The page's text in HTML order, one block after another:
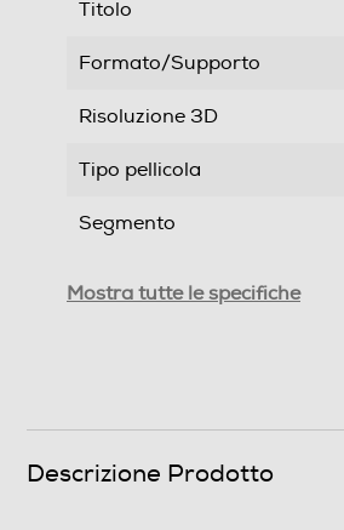
Titolo
Formato/Supporto
Risoluzione 3D
Tipo pellicola
Segmento
Area Geografica del articolo
Mostra tutte le specifiche
Descrizione Prodotto